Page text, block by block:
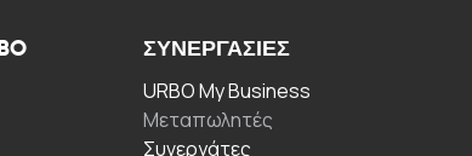
ΣΥΝΕΡΓΑΣΊΕΣ
URBO My Business
Μεταπωλητές
Συνεργάτες